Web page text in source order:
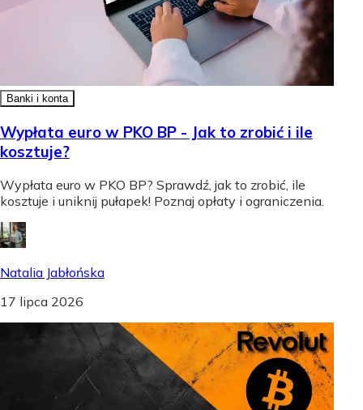
Banki i konta
Wypłata euro w PKO BP - Jak to zrobić i ile
kosztuje?
Wypłata euro w PKO BP? Sprawdź, jak to zrobić, ile
kosztuje i uniknij pułapek! Poznaj opłaty i ograniczenia.
Natalia Jabłońska
17 lipca 2026